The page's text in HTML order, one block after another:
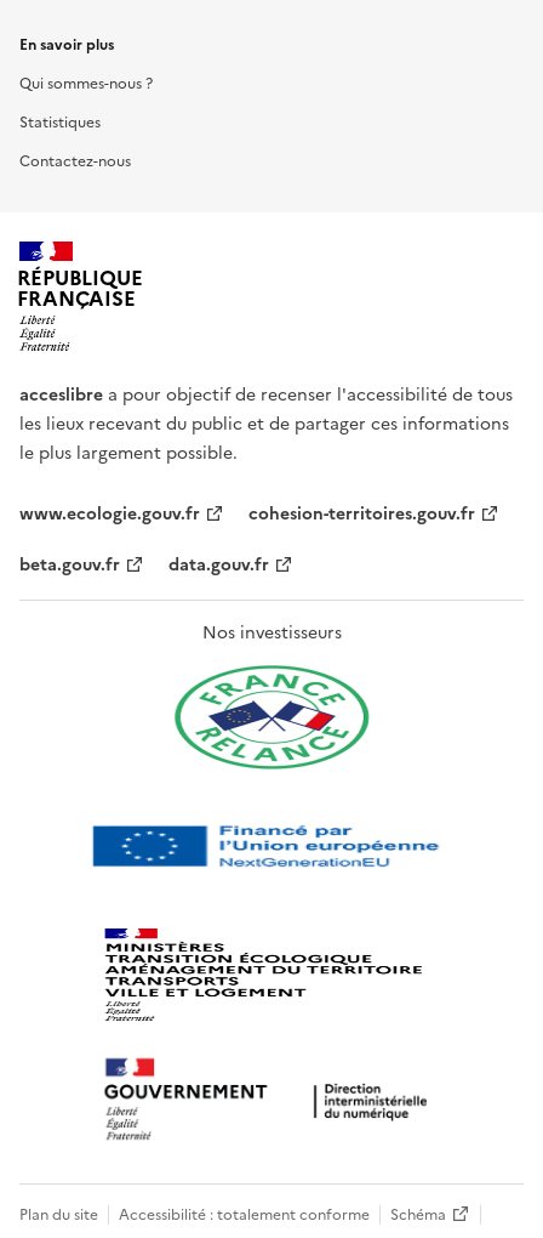
En savoir plus
Qui sommes-nous ?
Statistiques
Contactez-nous
RÉPUBLIQUE
FRANÇAISE
acceslibre a pour objectif de recenser l'accessibilité de tous
les lieux recevant du public et de partager ces informations
le plus largement possible.
www.ecologie.gouv.fr
cohesion-territoires.gouv.fr
beta.gouv.fr
data.gouv.fr
Nos investisseurs
Plan du site Accessibilité : totalement conforme Schéma